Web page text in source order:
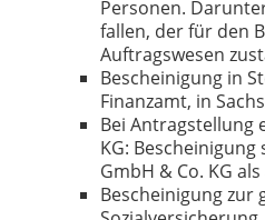
Personen.
fallen, der für den
Auftragswesen
Bescheinigung in
Finanzamt, in
Bei Antragstellung
KG:
GmbH & Co. KG
Bescheinigung zur